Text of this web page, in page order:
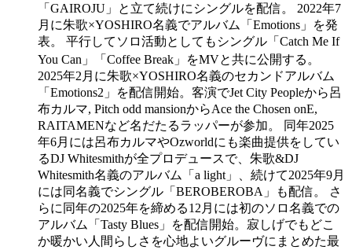
「GAIROJU」と立て続けにシングルを配信。 2022年7
月に朱歌×YOSHIRO名義でアルバム「Emotions」を発
表。 平行してソロ活動としてもシングル「Catch Me If
You Can」「Coffee Break」をMVと共に公開する。
2025年2月に朱歌×YOSHIRO名義のセカンドアルバム
「Emotions2」を配信開始。客演でJet City Peopleから呂
布カルマ, Pitch odd mansionからAce the Chosen onE,
RAITAMENなど名だたるラッパーが参加。 同年2025
年6月には呂布カルマやOzworldにも楽曲提供をしてい
るDJ Whitesmithが全プロデュースで、朱歌&DJ
Whitesmith名義のアルバム「a light」、続けて2025年9月
には同名義でシングル「BEROBEROBA」も配信。 さ
らに同年の2025年を締める12月には初のソロ名義での
アルバム「Tasty Blues」を配信開始。寂しげでもどこ
か暖かい人間らしさを心地よいグルーヴにまとめた最